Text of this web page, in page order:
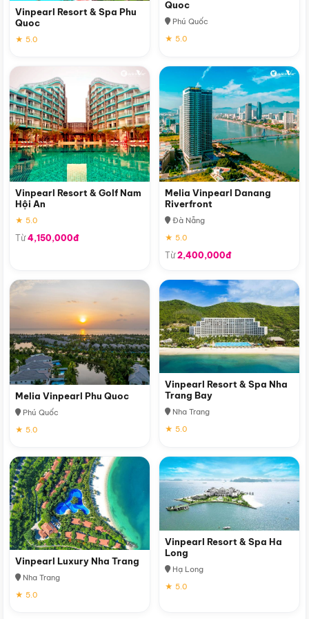
Vinpearl Resort & Spa Phu
Quoc
★ 5.0
Quoc
Phú Quốc
★ 5.0
Vinpearl Resort & Golf Nam
Hội An
★ 5.0
Từ4,150,000đ
Melia Vinpearl Danang
Riverfront
Đà Nẵng
★ 5.0
Từ2,400,000đ
Melia Vinpearl Phu Quoc
Phú Quốc
★ 5.0
Vinpearl Resort & Spa Nha
Trang Bay
Nha Trang
★ 5.0
Vinpearl Luxury Nha Trang
Nha Trang
★ 5.0
Vinpearl Resort & Spa Ha
Long
Hạ Long
★ 5.0